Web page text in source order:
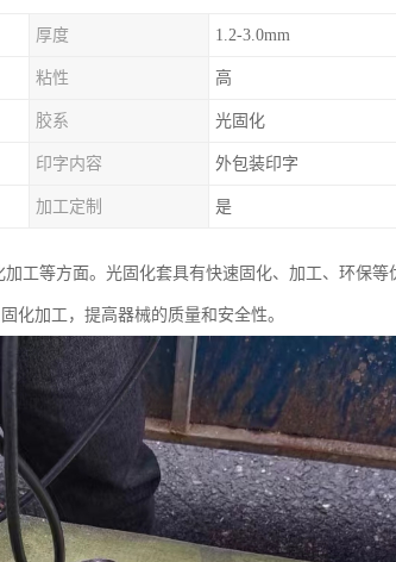
厚度 1.2-3.0mm
粘性 高
胶系 光固化
印字内容 外包装印字
加工定制 是
工等方面。光固化套具有快速固化、加工、环保等
化加工，提高器械的质量和安全性。